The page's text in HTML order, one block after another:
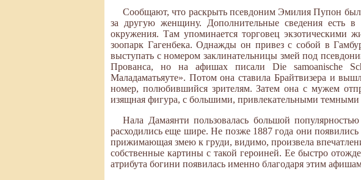
Сообщают, что раскрыть псевдоним Эмилия Пупон
за другую женщину. Дополнительные сведения есть
окружения. Там упоминается торговец экзотическими
зоопарк Гагенбека. Однажды он привез с собой в
выступать с номером заклинательницы змей под
Прованса, но на афишах писали Die samoanische
Маладаматьяуте». Потом она ставила Брайтвизера и
номер, полюбившийся зрителям. Затем она с мужем
изящная фигура, с большими, привлекательными
Нала Дамаянти пользовалась большой
расходились еще шире. Не позже 1887 года они
прижимающая змею к груди, видимо, произвела
собственные картины с такой героиней. Ее быстро
атрибута богини появилась именно благодаря этим